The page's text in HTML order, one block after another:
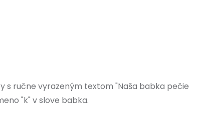
ručne vyrazeným textom "Naša babka pečie
"k" v slove babka.